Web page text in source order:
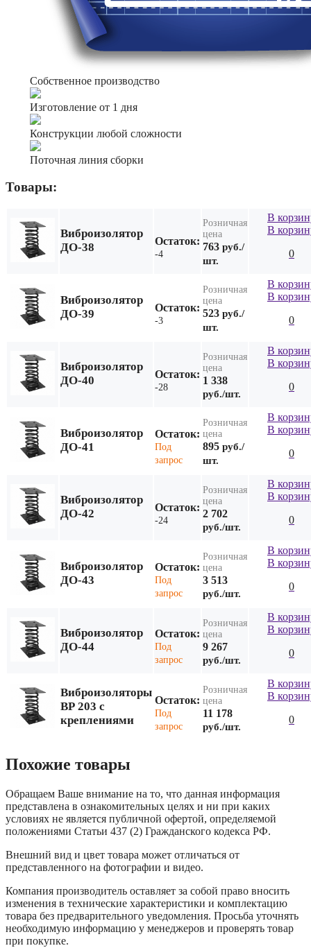
Собственное производство
Изготовление от 1 дня
Конструкции любой сложности
Поточная линия сборки
Товары:
Виброизолятор
ДО-38
Остаток:
-4
Розничная
цена
763 руб./
шт.
В
В
0
Виброизолятор
ДО-39
Остаток:
-3
Розничная
цена
523 руб./
шт.
В
В
0
Виброизолятор
ДО-40
Остаток:
-28
Розничная
цена
1 338
руб./шт.
В
В
0
Виброизолятор
ДО-41
Остаток:
Под
запрос
Розничная
цена
895 руб./
шт.
В
В
0
Виброизолятор
ДО-42
Остаток:
-24
Розничная
цена
2 702
руб./шт.
В
В
0
Виброизолятор
ДО-43
Остаток:
Под
запрос
Розничная
цена
3 513
руб./шт.
В
В
0
Виброизолятор
ДО-44
Остаток:
Под
запрос
Розничная
цена
9 267
руб./шт.
В
В
0
Виброизоляторы
ВР 203 с
креплениями
Остаток:
Под
запрос
Розничная
цена
11 178
руб./шт.
В
В
0
Похожие товары
Обращаем Ваше внимание на то, что данная информация
представлена в ознакомительных целях и ни при каких
условиях не является публичной офертой, определяемой
положениями Статьи 437 (2) Гражданского кодекса РФ.
Внешний вид и цвет товара может отличаться от
представленного на фотографии и видео.
Компания производитель оставляет за собой право вносить
изменения в технические характеристики и комплектацию
товара без предварительного уведомления. Просьба уточнять
необходимую информацию у менеджеров и проверять товар
при покупке.